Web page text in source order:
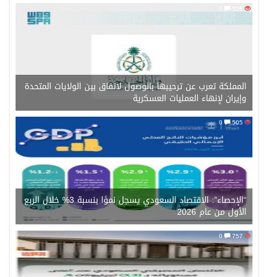
526
المملكة تعرب عن ترحيبها بالوصول لاتفاق بين الولايات المتحدة
وإيران لإنهاء العمليات العسكرية
505
“الإحصاء”: الاقتصاد السعودي يسجل نموًا بنسبة 3% خلال الربع
الأول من عام 2026
757
0